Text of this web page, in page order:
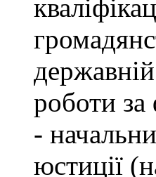
роботи
-
юстиції